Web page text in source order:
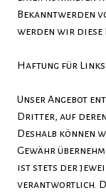
Bekanntwerden
werden wir diese
Haftung für Links
Unser Angebot
Dritter, auf deren
Deshalb können
Gewähr
ist stets der
verantwortlich.